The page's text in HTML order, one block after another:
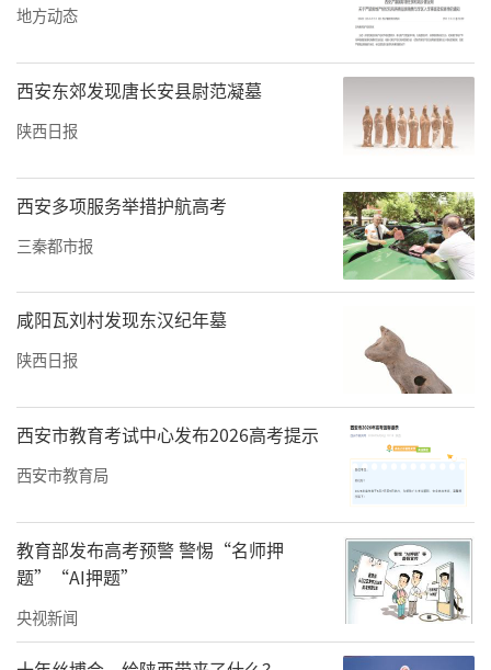
其他部位可能得病情进展，面部修复以及骨折
手术可待病情稳定后再推进。”现场坐镇指挥
的刘延彤副院长果断决策。
彼时，随时待命的麻醉手术科柴伟主任团队已
就位。
当晚11点30分，患者被推进手术室，这场关乎
生命的多学科联台手术正式拉开帷幕。
输血科早已备好的血液制品迅速送达，2单位、
4单位、6单位……红细胞悬液、血浆、血小板
一袋又一袋输入患者体内，为手术争取时间。
地方动态
西安东郊发现唐长安县尉范凝墓
陕西日报
西安多项服务举措护航高考
三秦都市报
咸阳瓦刘村发现东汉纪年墓
陕西日报
西安市教育考试中心发布2026高考提示
西安市教育局
教育部发布高考预警 警惕“名师押
题”“AI押题”
央视新闻